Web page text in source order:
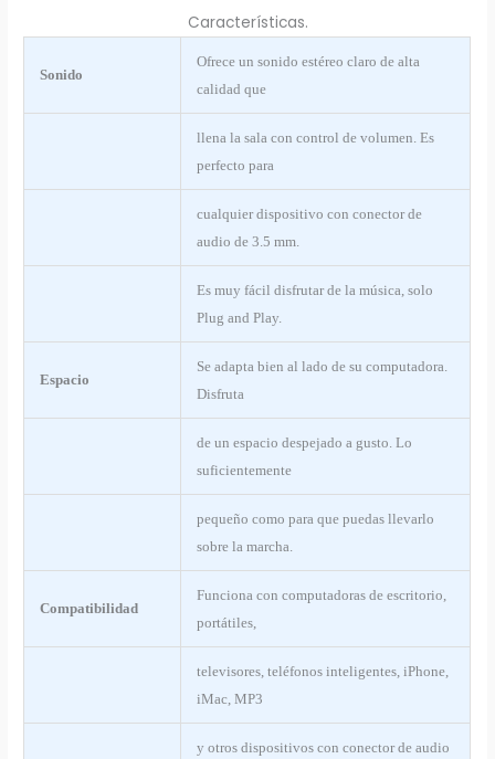
Características.
Sonido
Ofrece un sonido estéreo claro de alta
calidad que
llena la sala con control de volumen. Es
perfecto para
cualquier dispositivo con conector de
audio de 3.5 mm.
Es muy fácil disfrutar de la música, solo
Plug and Play.
Espacio
Se adapta bien al lado de su computadora.
Disfruta
de un espacio despejado a gusto. Lo
suficientemente
pequeño como para que puedas llevarlo
sobre la marcha.
Compatibilidad
Funciona con computadoras de escritorio,
portátiles,
televisores, teléfonos inteligentes, iPhone,
iMac, MP3
y otros dispositivos con conector de audio